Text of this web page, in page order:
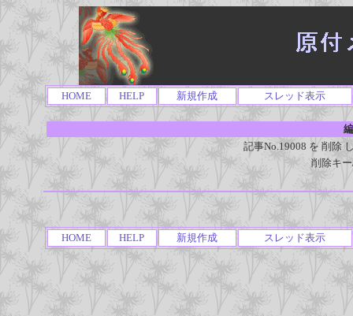
HOME HELP 新規作成 スレッド表示
記事No.19008 を 削除
削除キ
HOME HELP 新規作成 スレッド表示